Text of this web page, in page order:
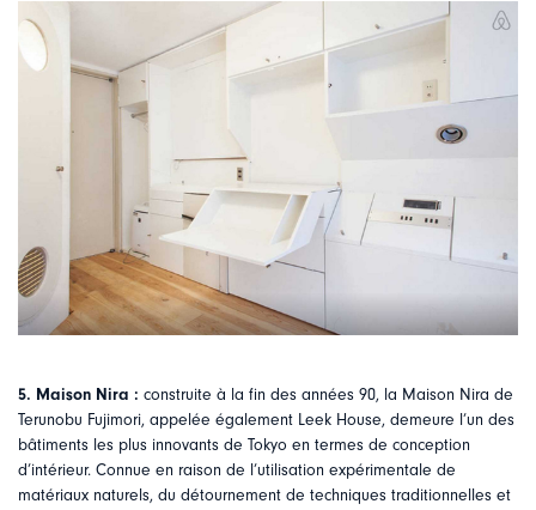
5. Maison Nira : construite à la fin des années 90, la Maison Nira de
Terunobu Fujimori, appelée également Leek House, demeure l’un des
bâtiments les plus innovants de Tokyo en termes de conception
d’intérieur. Connue en raison de l’utilisation expérimentale de
matériaux naturels, du détournement de techniques traditionnelles et